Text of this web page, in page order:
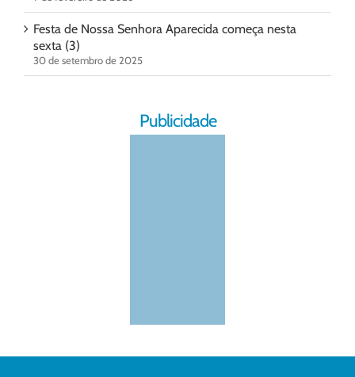
Festa de Nossa Senhora Aparecida começa nesta
sexta (3)
30 de setembro de 2025
Publicidade